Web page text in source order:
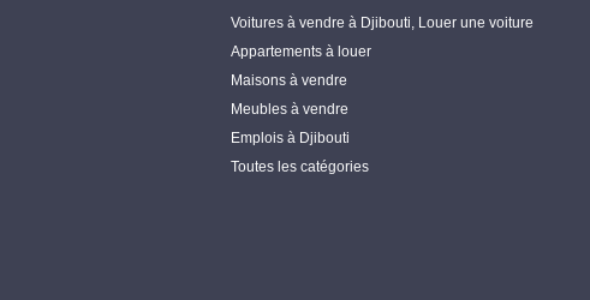
Voitures à vendre à Djibouti Louer une voiture
Appartements à louer
Maisons à vendre
Meubles à vendre
Emplois à Djibouti
Toutes les catégories